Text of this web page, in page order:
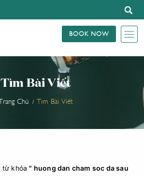
BOOK NOW
Tìm Bài Viết
Chủ Tìm Bài Viết
từ khóa" huong dan cham soc da sau